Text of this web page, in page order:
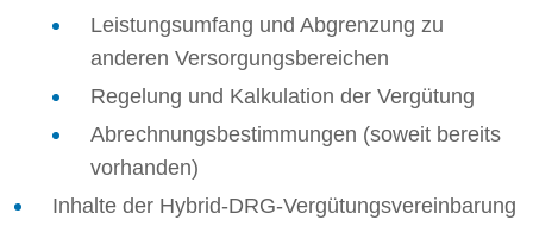
Leistungsumfang und Abgrenzung zu
anderen Versorgungsbereichen
Regelung und Kalkulation der Vergütung
Abrechnungsbestimmungen (soweit bereits
vorhanden)
Inhalte der Hybrid-DRG-Vergütungsvereinbarung